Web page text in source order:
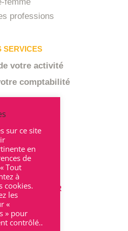
professions
SERVICES
votre activité
comptabilité
choisir
nous ?
CONTACTER
sur ce site
en
de
Tout
à
cookies.
les
«
» pour
contrôlé..